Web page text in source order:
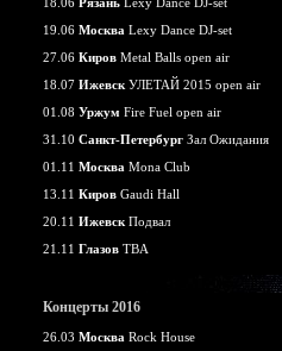
19.06 Москва Lexy Dance DJ-set
27.06 Киров Metal Balls open air
18.07 Ижевск УЛЕТАЙ 2015 open air
01.08 Уржум Fire Fuel open air
31.10 Санкт-Петербург Зал Ожидания
01.11 Москва Mona Club
13.11 Киров Gaudi Hall
20.11 Ижевск Подвал
21.11 Глазов TBA
Концерты 2016
26.03 Москва Rock House